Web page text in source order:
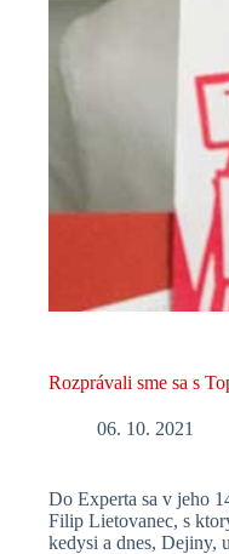
Rozprávali sme sa s
06. 10. 2021
Do Experta sa v jeho
Filip Lietovanec, s
kedysi a dnes, Dejiny,